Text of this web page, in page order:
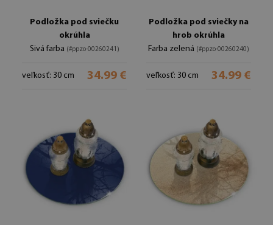
Podložka pod sviečku
okrúhla
Sivá farba (#ppzo-00260241)
veľkosť: 30 cm 34.99 €
Podložka pod sviečky na
hrob okrúhla
Farba zelená (#ppzo-00260240)
veľkosť: 30 cm 34.99 €